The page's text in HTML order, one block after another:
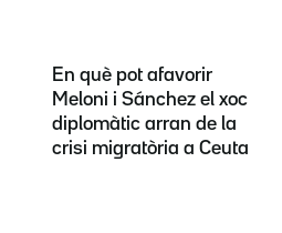
En què pot afavorir
Meloni i Sánchez el xoc
diplomàtic arran de la
crisi migratòria a Ceuta